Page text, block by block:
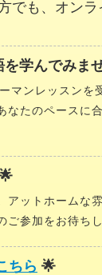
でも、オン
学んでみま
マンレッスンを
なたのペースに
アットホームな
参加をお待ち
ちら 🌟